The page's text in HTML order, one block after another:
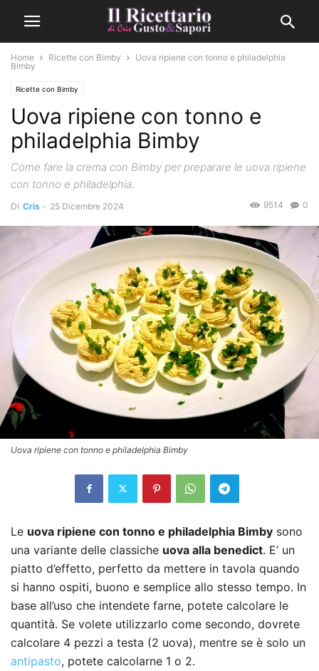
Home Ricette con Bimby
Uova ripiene con tonno e philadelphia
Bimby
Ricette con Bimby
Uova ripiene con tonno e
philadelphia Bimby
Come fare la crema con Bimby per preparare le uova ripiene
con tonno e philadelphia.
Di Cris - 25 Dicembre 2024 0
9514
Uova ripiene con tonno e philadelphia Bimby
Le uova ripiene con tonno e philadelphia Bimby sono
una variante delle classiche uova alla benedict. E’ un
piatto d’effetto, perfetto da mettere in tavola quando
si hanno ospiti, buono e semplice allo stesso tempo. In
base all’uso che intendete farne, potete calcolare le
quantità. Se volete utilizzarlo come secondo, dovrete
calcolare 4 pezzi a testa (2 uova), mentre se è solo un
antipasto, potete calcolarne 1 o 2.